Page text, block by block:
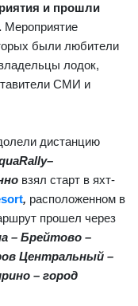
и прошли
Мероприятие
были любители
лодок,
СМИ и
дистанцию
взял старт в яхт-
, расположенном в
прошел через
– Брейтово –
Центральный –
– город